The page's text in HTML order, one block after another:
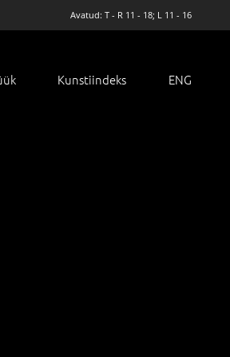
Avatud: T - R 11 - 18; L 11 - 16
Kunstiindeks ENG